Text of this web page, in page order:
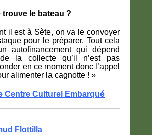
trouve le bateau ?
il est à Sète, on va le convoyer
pour le préparer. Tout cela
autofinancement qui dépend
de la collecte qu’il n’est pas
en ce moment donc l’appel
alimenter la cagnotte ! »
Centre Culturel Embarqué
Flottilla